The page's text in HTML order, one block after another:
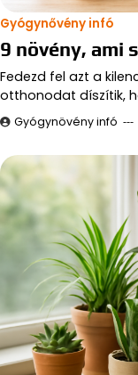
Gyógynővény infó
9 növény, ami
Fedezd fel azt a
otthonodat díszítik,
Gyógynövény infó